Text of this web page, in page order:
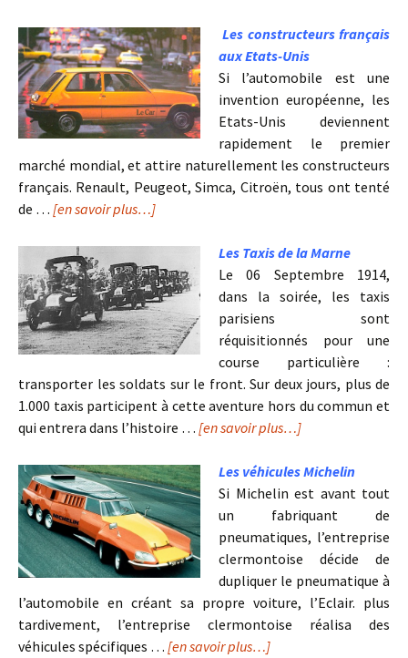
Les constructeurs français
aux Etats-Unis
Si l’automobile est une
invention européenne, les
Etats-Unis deviennent
rapidement le premier
marché mondial, et attire naturellement les constructeurs
français. Renault, Peugeot, Simca, Citroën, tous ont tenté
de … [en savoir plus…]
Les Taxis de la Marne
Le 06 Septembre 1914,
dans la soirée, les taxis
parisiens sont
réquisitionnés pour une
course particulière :
transporter les soldats sur le front. Sur deux jours, plus de
1.000 taxis participent à cette aventure hors du commun et
qui entrera dans l’histoire … [en savoir plus…]
Les véhicules Michelin
Si Michelin est avant tout
un fabriquant de
pneumatiques, l’entreprise
clermontoise décide de
dupliquer le pneumatique à
l’automobile en créant sa propre voiture, l’Eclair. plus
tardivement, l’entreprise clermontoise réalisa des
véhicules spécifiques … [en savoir plus…]